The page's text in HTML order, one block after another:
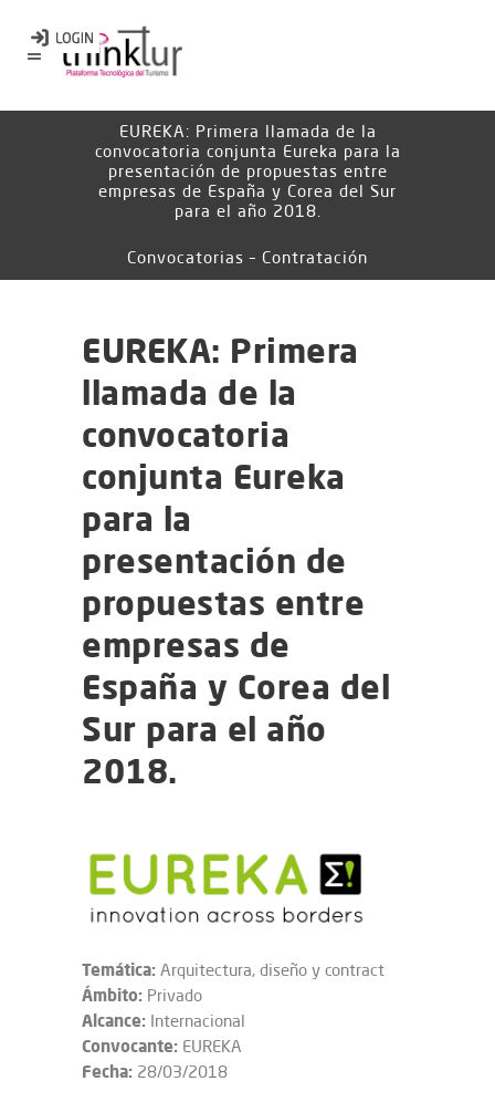
EUREKA: Primera llamada de la
convocatoria conjunta Eureka para la
presentación de propuestas entre
empresas de España y Corea del Sur
para el año 2018.
Convocatorias – Contratación
EUREKA: Primera
llamada de la
convocatoria
conjunta Eureka
para la
presentación de
propuestas entre
empresas de
España y Corea del
Sur para el año
2018.
Temática: Arquitectura, diseño y contract
Ámbito: Privado
Alcance: Internacional
Convocante: EUREKA
Fecha: 28/03/2018